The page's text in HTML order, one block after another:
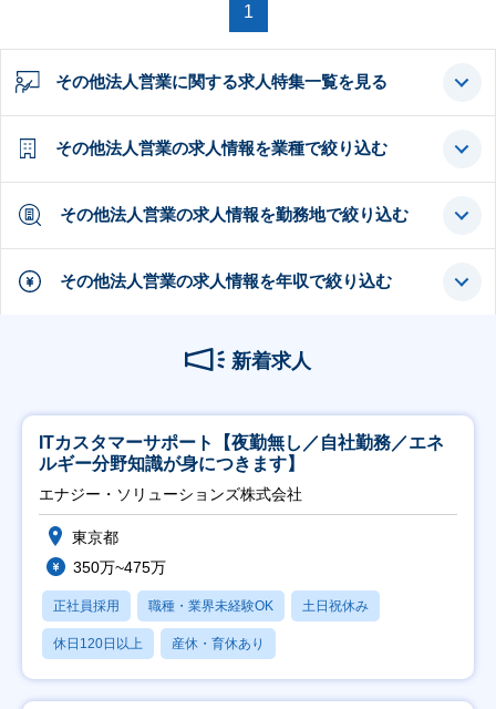
1
その他法人営業に関する求人特集一覧を見る
その他法人営業の求人情報を業種で絞り込む
その他法人営業の求人情報を勤務地で絞り込む
その他法人営業の求人情報を年収で絞り込む
新着求人
ITカスタマーサポート【夜勤無し／自社勤務／エネ
ルギー分野知識が身につきます】
エナジー・ソリューションズ株式会社
東京都
350万~475万
正社員採用 職種・業界未経験OK 土日祝休み
休日120日以上 産休・育休あり